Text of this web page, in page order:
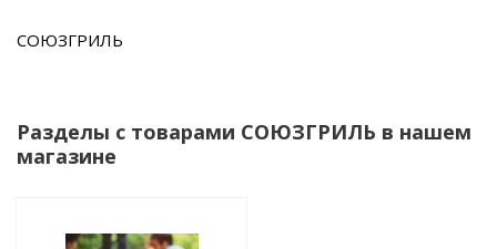
СОЮЗГРИЛЬ
Разделы с товарами СОЮЗГРИЛЬ в нашем
магазине